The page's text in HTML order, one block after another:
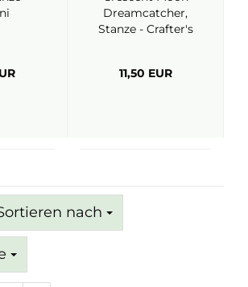
Dreamcatcher,
Stanze - Crafter's
11,50 EUR
nach
nach